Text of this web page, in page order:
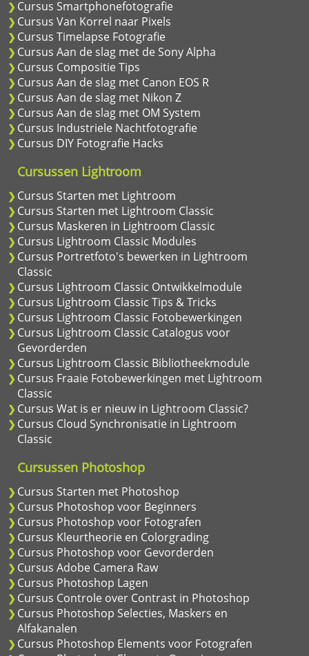
Cursus Smartphonefotografie
Cursus Van Korrel naar Pixels
Cursus Timelapse Fotografie
Cursus Aan de slag met de Sony Alpha
Cursus Compositie Tips
Cursus Aan de slag met Canon EOS R
Cursus Aan de slag met Nikon Z
Cursus Aan de slag met OM System
Cursus Industriele Nachtfotografie
Cursus DIY Fotografie Hacks
Cursussen Lightroom
Cursus Starten met Lightroom
Cursus Starten met Lightroom Classic
Cursus Maskeren in Lightroom Classic
Cursus Lightroom Classic Modules
Cursus Portretfoto's bewerken in Lightroom
Classic
Cursus Lightroom Classic Ontwikkelmodule
Cursus Lightroom Classic Tips & Tricks
Cursus Lightroom Classic Fotobewerkingen
Cursus Lightroom Classic Catalogus voor
Gevorderden
Cursus Lightroom Classic Bibliotheekmodule
Cursus Fraaie Fotobewerkingen met Lightroom
Classic
Cursus Wat is er nieuw in Lightroom Classic?
Cursus Cloud Synchronisatie in Lightroom
Classic
Cursussen Photoshop
Cursus Starten met Photoshop
Cursus Photoshop voor Beginners
Cursus Photoshop voor Fotografen
Cursus Kleurtheorie en Colorgrading
Cursus Photoshop voor Gevorderden
Cursus Adobe Camera Raw
Cursus Photoshop Lagen
Cursus Controle over Contrast in Photoshop
Cursus Photoshop Selecties, Maskers en
Alfakanalen
Cursus Photoshop Elements voor Fotografen